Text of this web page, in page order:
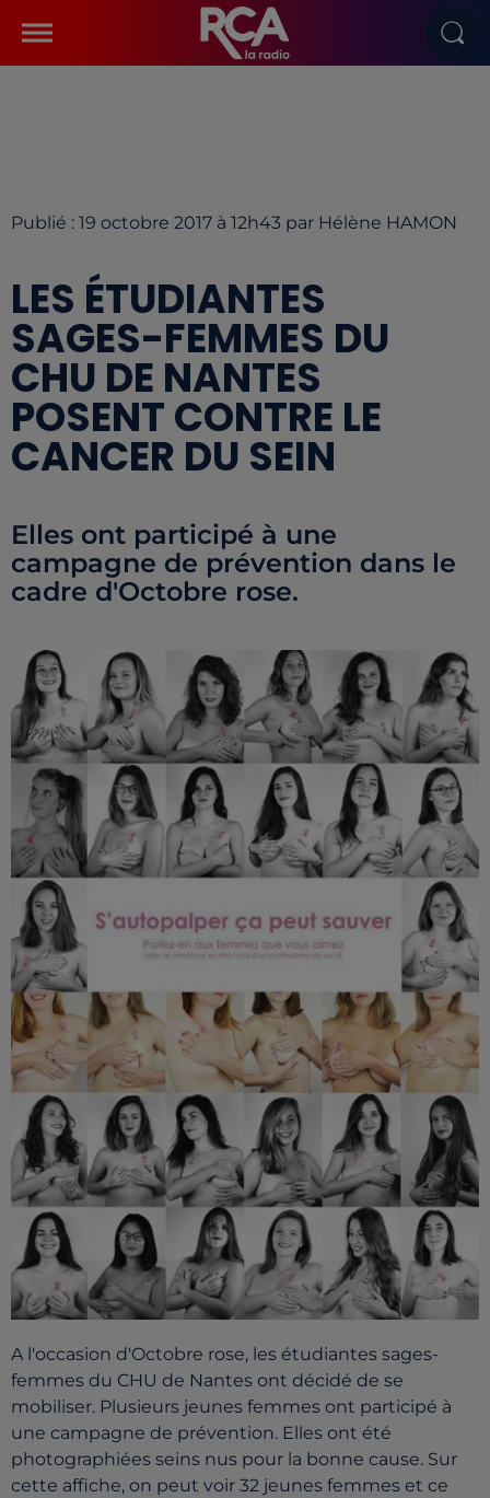
Publié : 19 octobre 2017 à 12h43 par Hélène HAMON
LES ÉTUDIANTES
SAGES-FEMMES DU
CHU DE NANTES
POSENT CONTRE LE
CANCER DU SEIN
Elles ont participé à une
campagne de prévention dans le
cadre d'Octobre rose.
A l'occasion d'Octobre rose, les étudiantes sages-
femmes du CHU de Nantes ont décidé de se
mobiliser. Plusieurs jeunes femmes ont participé à
une campagne de prévention. Elles ont été
photographiées seins nus pour la bonne cause. Sur
cette affiche, on peut voir 32 jeunes femmes et ce